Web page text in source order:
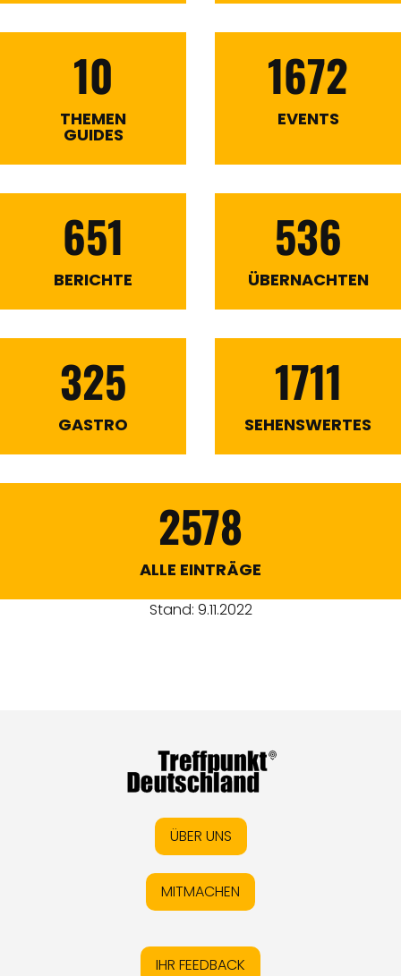
10
THEMEN
GUIDES
1672
EVENTS
651
BERICHTE
536
ÜBERNACHTEN
325
GASTRO
1711
SEHENSWERTES
2578
ALLE EINTRÄGE
Stand: 9.11.2022
ÜBER UNS
MITMACHEN
IHR FEEDBACK